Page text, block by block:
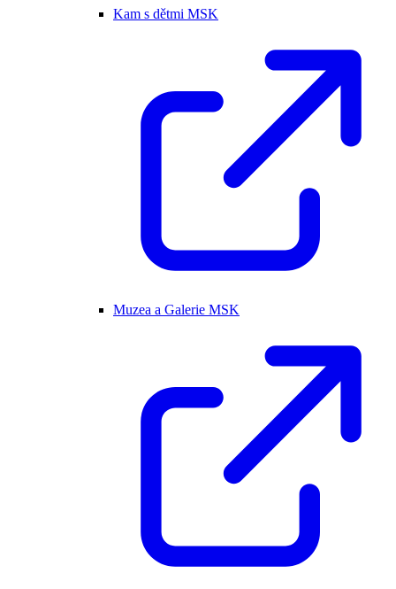
Kam s dětmi MSK
Muzea a Galerie MSK